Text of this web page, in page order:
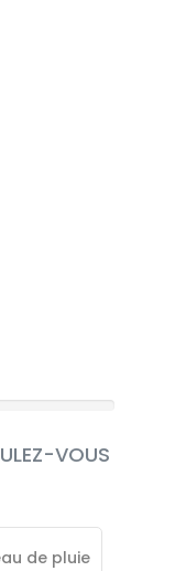
VOUS
de pluie